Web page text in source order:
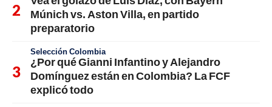
Múnich vs. Aston Villa, en partido
preparatorio
Selección Colombia
¿Por qué Gianni Infantino y Alejandro
Domínguez están en Colombia? La FCF
explicó todo